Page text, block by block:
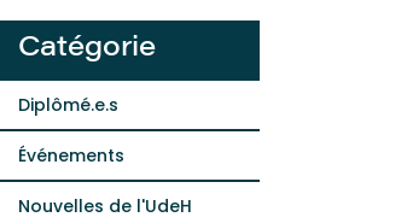
Catégorie
Diplômé.e.s
Événements
Nouvelles de l'UdeH